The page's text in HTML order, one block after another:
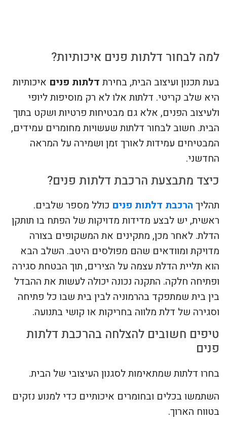
למה לבחור דלתות פנים איכותיות?
בעת תכנון ועיצוב הבית, בחירת דלתות פנים איכותיות
היא שלב קריטי. דלתות אלו לא רק מוסיפות ליופי
ולעיצוב הפנים, אלא גם מבטיחות פרטיות ושקט בתוך
הבית. חשוב לבחור דלתות שעשויות מחומרים עמידים,
המבטיחים עמידות לאורך זמן ושמירה על המראה
החדשני.
כיצד מתבצעת הרכבת דלתות פנים?
תהליך הרכבת דלתות פנים כולל מספר שלבים.
ראשית, יש לבצע מדידות מדויקות של הפתח בו תותקן
הדלת. לאחר מכן, מתקינים את המשקופים בצורה
מדויקת ומוודאים שהם מפולסים היטב. השלב הבא
הוא תליית הדלת עצמה על הצירים, תוך הבטחת סגירה
ופתיחה חלקה. התקנה נכונה יכולה לעשות את ההבדל
בין בית שמתפקד בהרמוניה לבין בית שבו כל פתיחה
וסגירה של דלת מלווה בחריקות או קושי בתנועה.
טיפים חשובים להצלחה בהרכבת דלתות
פנים
בחרו דלתות שמתאימות לסגנון העיצובי של הבית.
השתמשו בכלים ובחומרים איכותיים כדי למנוע נזקים
בטווח הארוך.